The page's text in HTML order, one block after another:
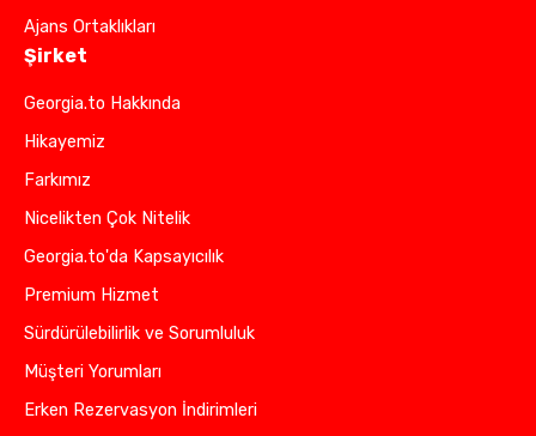
Ajans Ortaklıkları
Şirket
Georgia.to Hakkında
Hikayemiz
Farkımız
Nicelikten Çok Nitelik
Georgia.to'da Kapsayıcılık
Premium Hizmet
Sürdürülebilirlik ve Sorumluluk
Müşteri Yorumları
Erken Rezervasyon İndirimleri